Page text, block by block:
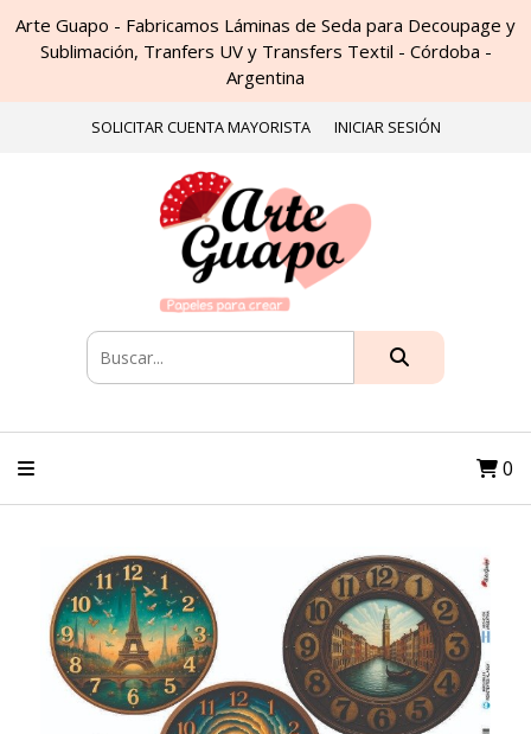
Arte Guapo - Fabricamos Láminas de Seda para Decoupage y
Sublimación, Tranfers UV y Transfers Textil - Córdoba -
Argentina
SOLICITAR CUENTA MAYORISTA INICIAR SESIÓN
0